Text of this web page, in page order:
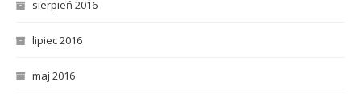
sierpień 2016
lipiec 2016
maj 2016